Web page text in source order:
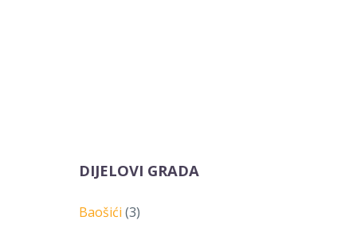
DIJELOVI GRADA
Baošići (3)